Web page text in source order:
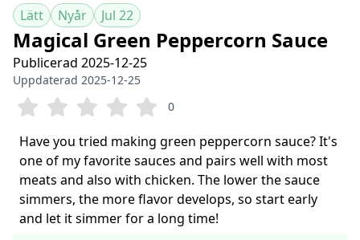
Lätt Nyår Jul 22
Magical Green Peppercorn Sauce
Publicerad 2025-12-25
Uppdaterad 2025-12-25
0
Have you tried making green peppercorn sauce? It's
one of my favorite sauces and pairs well with most
meats and also with chicken. The lower the sauce
simmers, the more flavor develops, so start early
and let it simmer for a long time!